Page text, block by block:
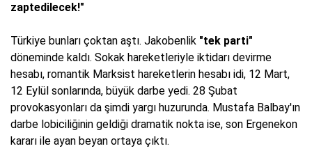
zaptedilecek!"
Türkiye bunları çoktan aştı. Jakobenlik "tek parti"
döneminde kaldı. Sokak hareketleriyle iktidarı devirme
hesabı, romantik Marksist hareketlerin hesabı idi, 12 Mart,
12 Eylül sonlarında, büyük darbe yedi. 28 Şubat
provokasyonları da şimdi yargı huzurunda. Mustafa Balbay'ın
darbe lobiciliğinin geldiği dramatik nokta ise, son Ergenekon
kararı ile ayan beyan ortaya çıktı.